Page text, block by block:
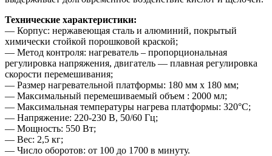
Технические характеристики:
— Корпус: нержавеющая сталь и алюминий, покрытый
химически стойкой порошковой краской;
— Метод контроля: нагреватель – пропорциональная
регулировка напряжения, двигатель — плавная регулировка
скорости перемешивания;
— Размер нагревательной платформы: 180 мм х 180 мм;
— Максимальный перемешиваемый объем : 2000 мл;
— Максимальная температуры нагрева платформы: 320°С;
— Напряжение: 220-230 В, 50/60 Гц;
— Мощность: 550 Вт;
— Вес: 2,5 кг;
— Число оборотов: от 100 до 1700 в минуту.